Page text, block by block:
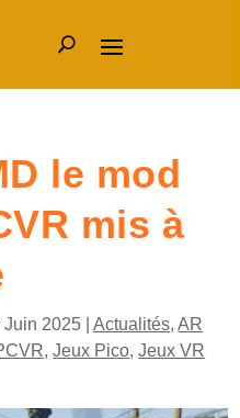
le mod
mis à
Juin 2025 |Actualités,AR
,Jeux Pico,Jeux VR